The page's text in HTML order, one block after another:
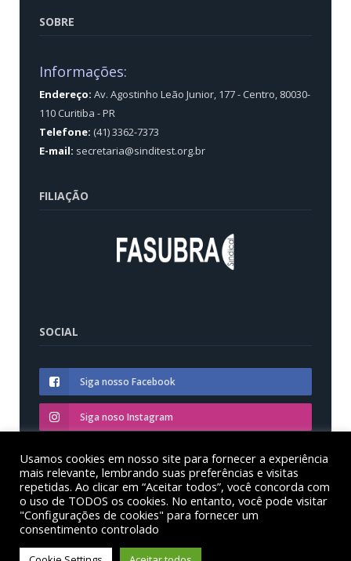
SOBRE
Informações:
Endereço: Av. Agostinho Leão Junior, 177 - Centro, 80030-
110 Curitiba - PR
Telefone: (41) 3362-7373
E-mail: secretaria@sinditest.org.br
FILIAÇÃO
SOCIAL
Siga nosso Facebook
Siga noso Instagram
Siga nosso YouTube
© Sinditest – Sindicato dos trabalhadores em educação
das instituições federais de ensino superior no estado
Usamos cookies em nosso site para fornecer a experiência
mais relevante, lembrando suas preferências e visitas
repetidas. Ao clicar em “Aceitar todos”, você concorda com
o uso de TODOS os cookies. No entanto, você pode visitar
"Configurações de cookies" para fornecer um
consentimento controlado